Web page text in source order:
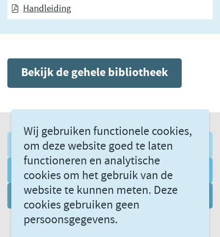
Wij gebruiken functionele cookies,
om deze website goed te laten
functioneren en analytische
cookies om het gebruik van de
website te kunnen meten. Deze
cookies gebruiken geen
persoonsgegevens.
Handleiding
Bekijk de gehele bibliotheek
AANMELDEN NIEUWSBRIEF
VOLG ONS VIA LINKEDIN
DATAGEDREVEN LEREN